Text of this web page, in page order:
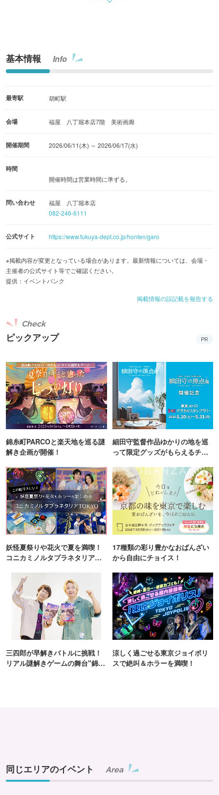
基本情報 Info
最寄駅 胡町駅
会場 福屋 八丁堀本店7階 美術画廊
開催期間 2026/06/11(木) ～ 2026/06/17(水)
時間
開催時間は営業時間に準ずる。
問い合わせ
福屋 八丁堀本店
082-246-6111
公式サイト https://www.fukuya-dept.co.jp/honten/garo
※掲載内容が変更となっている場合があります。最新情報については、会場・
主催者の公式サイト等でご確認ください。
提供：イベントバンク
掲載情報の誤記載を報告する
ピックアップ
Check
PR
錦糸町PARCOと楽天地を巡る謎
解き企画が開催！
細田守監督作品ゆかりの地を巡
って限定グッズがもらえるチャ
妖怪夏祭りや花火で夏を満喫！
コニカミノルタプラネタリア
17種類の彩り豊かなおばんざい
から自由にチョイス！
三四郎が早解きバトルに挑戦！
リアル謎解きゲームの舞台"錦糸
涼しく過ごせる東京ジョイポリ
スで絶叫＆ホラーを満喫！
同じエリアのイベント Area